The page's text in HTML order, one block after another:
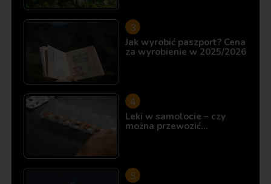
Jak wyrobić paszport? Cena
za wyrobienie w 2025/2026
Leki w samolocie – czy
można przewozić…